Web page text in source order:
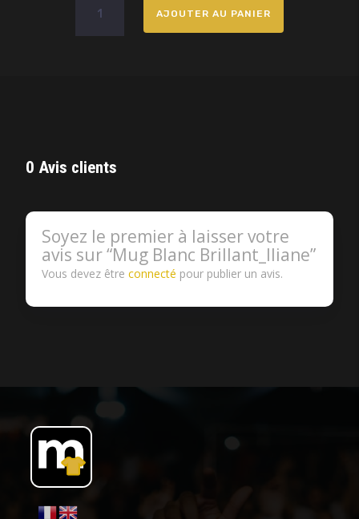
Mug
AJOUTER AU PANIER
0 Avis clients
Soyez le premier à laisser votre
avis sur “Mug Blanc Brillant_Iliane”
Vous devez êtreconnecté pour publier un avis.